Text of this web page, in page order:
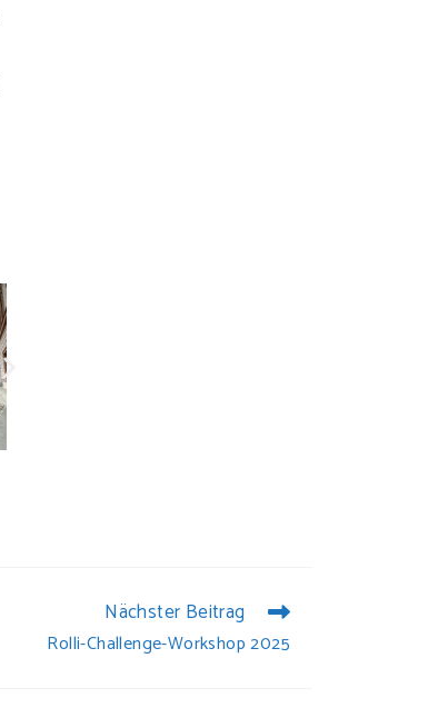
Nächster Beitrag
Rolli-Challenge-Workshop 2025